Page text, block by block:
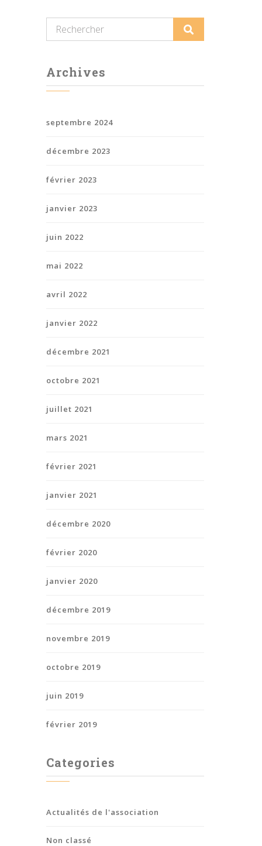
Archives
septembre 2024
décembre 2023
février 2023
janvier 2023
juin 2022
mai 2022
avril 2022
janvier 2022
décembre 2021
octobre 2021
juillet 2021
mars 2021
février 2021
janvier 2021
décembre 2020
février 2020
janvier 2020
décembre 2019
novembre 2019
octobre 2019
juin 2019
février 2019
Categories
Actualités de l'association
Non classé